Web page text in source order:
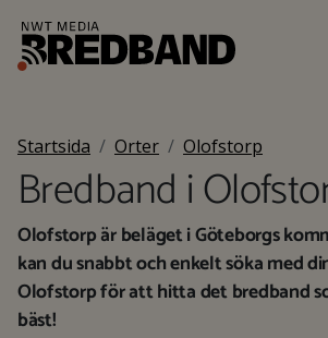
Startsida Orter Olofstorp
Bredband i
Olofstorp är beläget i Göteborgs
kan du snabbt och enkelt söka med
Olofstorp för att hitta det bredband
bäst!